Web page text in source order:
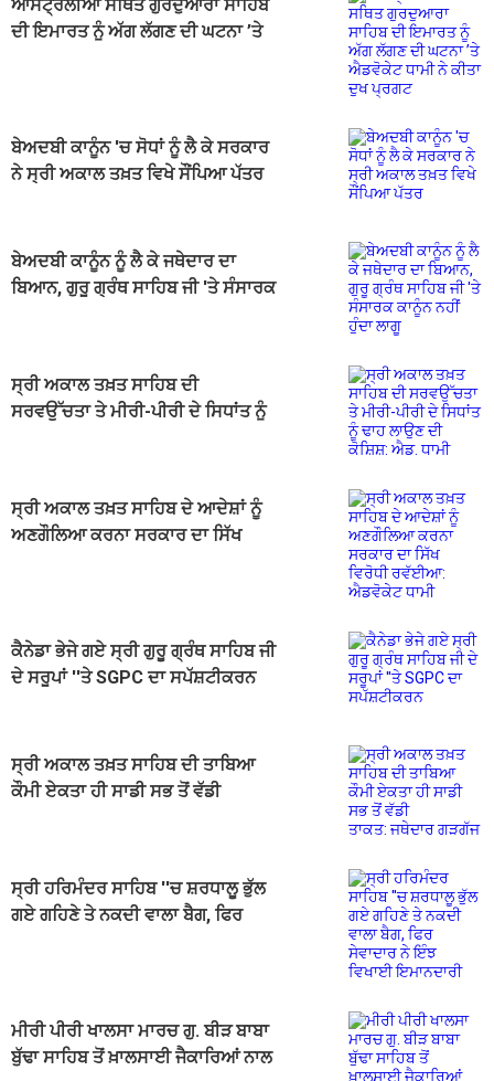
ਆਸਟ੍ਰੇਲੀਆ ਸਥਿਤ ਗੁਰਦੁਆਰਾ ਸਾਹਿਬ
ਦੀ ਇਮਾਰਤ ਨੂੰ ਅੱਗ ਲੱਗਣ ਦੀ ਘਟਨਾ ’ਤੇ
ਬੇਅਦਬੀ ਕਾਨੂੰਨ 'ਚ ਸੋਧਾਂ ਨੂੰ ਲੈ ਕੇ ਸਰਕਾਰ
ਨੇ ਸ੍ਰੀ ਅਕਾਲ ਤਖ਼ਤ ਵਿਖੇ ਸੌਂਪਿਆ ਪੱਤਰ
ਬੇਅਦਬੀ ਕਾਨੂੰਨ ਨੂੰ ਲੈ ਕੇ ਜਥੇਦਾਰ ਦਾ
ਬਿਆਨ, ਗੁਰੂ ਗ੍ਰੰਥ ਸਾਹਿਬ ਜੀ 'ਤੇ ਸੰਸਾਰਕ
ਸ੍ਰੀ ਅਕਾਲ ਤਖ਼ਤ ਸਾਹਿਬ ਦੀ
ਸਰਵਉੱਚਤਾ ਤੇ ਮੀਰੀ-ਪੀਰੀ ਦੇ ਸਿਧਾਂਤ ਨੂੰ
ਸ੍ਰੀ ਅਕਾਲ ਤਖ਼ਤ ਸਾਹਿਬ ਦੇ ਆਦੇਸ਼ਾਂ ਨੂੰ
ਅਣਗੌਲਿਆ ਕਰਨਾ ਸਰਕਾਰ ਦਾ ਸਿੱਖ
ਕੈਨੇਡਾ ਭੇਜੇ ਗਏ ਸ੍ਰੀ ਗੁਰੂ ਗ੍ਰੰਥ ਸਾਹਿਬ ਜੀ
ਦੇ ਸਰੂਪਾਂ ''ਤੇ SGPC ਦਾ ਸਪੱਸ਼ਟੀਕਰਨ
ਸ੍ਰੀ ਅਕਾਲ ਤਖ਼ਤ ਸਾਹਿਬ ਦੀ ਤਾਬਿਆ
ਕੌਮੀ ਏਕਤਾ ਹੀ ਸਾਡੀ ਸਭ ਤੋਂ ਵੱਡੀ
ਸ੍ਰੀ ਹਰਿਮੰਦਰ ਸਾਹਿਬ ''ਚ ਸ਼ਰਧਾਲੂ ਭੁੱਲ
ਗਏ ਗਹਿਣੇ ਤੇ ਨਕਦੀ ਵਾਲਾ ਬੈਗ, ਫਿਰ
ਮੀਰੀ ਪੀਰੀ ਖਾਲਸਾ ਮਾਰਚ ਗੁ. ਬੀੜ ਬਾਬਾ
ਬੁੱਢਾ ਸਾਹਿਬ ਤੋਂ ਖ਼ਾਲਸਾਈ ਜੈਕਾਰਿਆਂ ਨਾਲ